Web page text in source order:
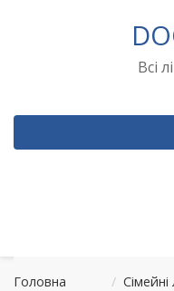
Всі
Головна / Сімейні